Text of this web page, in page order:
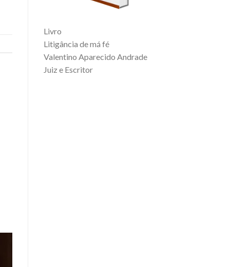
Livro
Litigância de má fé
Valentino Aparecido Andrade
Juiz e Escritor